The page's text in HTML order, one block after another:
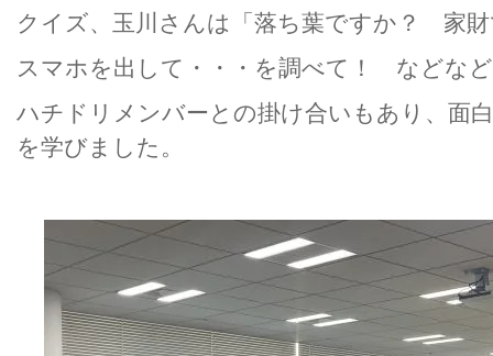
クイズ、玉川さんは「落ち葉ですか？ 家
スマホを出して・・・を調べて！ などなど
ハチドリメンバーとの掛け合いもあり、面
を学びました。